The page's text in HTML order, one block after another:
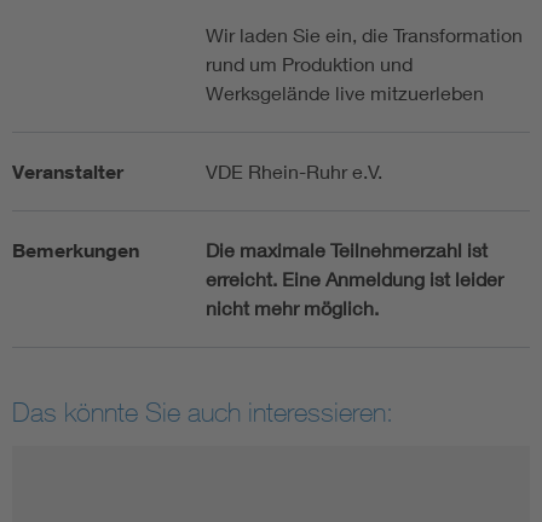
Wir laden Sie ein, die Transformation
rund um Produktion und
Werksgelände live mitzuerleben
Veranstalter VDE Rhein-Ruhr e.V.
Bemerkungen
Die maximale Teilnehmerzahl ist
erreicht. Eine Anmeldung ist leider
nicht mehr möglich.
Das könnte Sie auch interessieren: